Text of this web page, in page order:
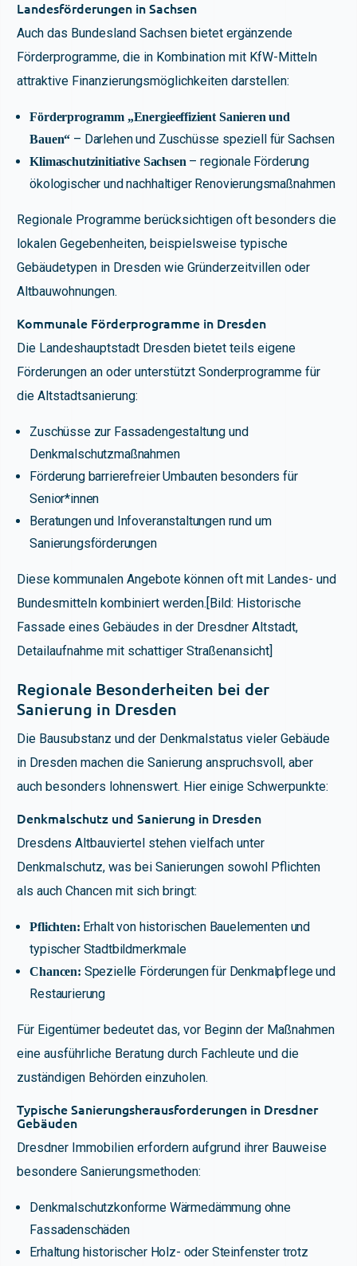
Landesförderungen in Sachsen
Auch das Bundesland Sachsen bietet ergänzende
Förderprogramme, die in Kombination mit KfW-Mitteln
attraktive Finanzierungsmöglichkeiten darstellen:
Förderprogramm „Energieeffizient Sanieren und
Bauen“ – Darlehen und Zuschüsse speziell für Sachsen
Klimaschutzinitiative Sachsen– regionale Förderung
ökologischer und nachhaltiger Renovierungsmaßnahmen
Regionale Programme berücksichtigen oft besonders die
lokalen Gegebenheiten, beispielsweise typische
Gebäudetypen in Dresden wie Gründerzeitvillen oder
Altbauwohnungen.
Kommunale Förderprogramme in Dresden
Die Landeshauptstadt Dresden bietet teils eigene
Förderungen an oder unterstützt Sonderprogramme für
die Altstadtsanierung:
Zuschüsse zur Fassadengestaltung und
Denkmalschutzmaßnahmen
Förderung barrierefreier Umbauten besonders für
Senior*innen
Beratungen und Infoveranstaltungen rund um
Sanierungsförderungen
Diese kommunalen Angebote können oft mit Landes- und
Bundesmitteln kombiniert werden.[Bild: Historische
Fassade eines Gebäudes in der Dresdner Altstadt,
Detailaufnahme mit schattiger Straßenansicht]
Regionale Besonderheiten bei der
Sanierung in Dresden
Die Bausubstanz und der Denkmalstatus vieler Gebäude
in Dresden machen die Sanierung anspruchsvoll, aber
auch besonders lohnenswert. Hier einige Schwerpunkte:
Denkmalschutz und Sanierung in Dresden
Dresdens Altbauviertel stehen vielfach unter
Denkmalschutz, was bei Sanierungen sowohl Pflichten
als auch Chancen mit sich bringt:
Pflichten: Erhalt von historischen Bauelementen und
typischer Stadtbildmerkmale
Chancen: Spezielle Förderungen für Denkmalpflege und
Restaurierung
Für Eigentümer bedeutet das, vor Beginn der Maßnahmen
eine ausführliche Beratung durch Fachleute und die
zuständigen Behörden einzuholen.
Typische Sanierungsherausforderungen in Dresdner
Gebäuden
Dresdner Immobilien erfordern aufgrund ihrer Bauweise
besondere Sanierungsmethoden:
Denkmalschutzkonforme Wärmedämmung ohne
Fassadenschäden
Erhaltung historischer Holz- oder Steinfenster trotz